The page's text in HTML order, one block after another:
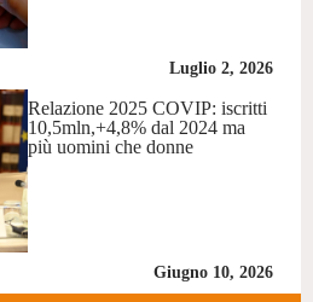
Luglio 2, 2026
Relazione 2025 COVIP: iscritti
10,5mln,+4,8% dal 2024 ma
più uomini che donne
Giugno 10, 2026